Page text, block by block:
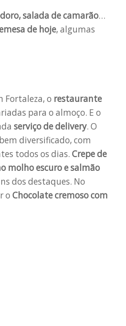
salada de camarão…
de hoje, algumas
Fortaleza, o restaurante
para o almoço. E o
serviço de delivery. O
diversificado, com
todos os dias. Crepe de
molho escuro e salmão
dos destaques. No
o Chocolate cremoso com